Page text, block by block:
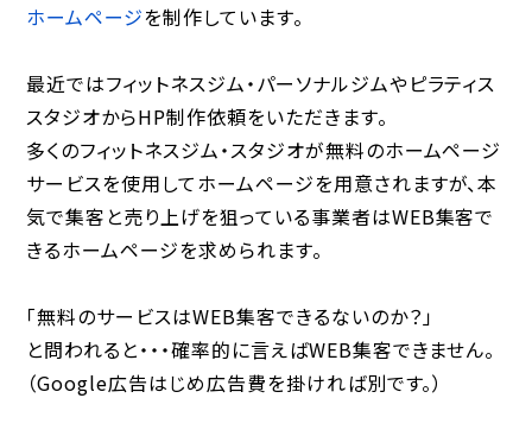
ホームページを制作しています。
最近ではフィットネスジム・パーソナルジムやピラティス
スタジオからHP制作依頼をいただきます。
多くのフィットネスジム・スタジオが無料のホームページ
サービスを使用してホームページを用意されますが、本
気で集客と売り上げを狙っている事業者はWEB集客で
きるホームページを求められます。
「無料のサービスはWEB集客できるないのか？」
と問われると・・・確率的に言えばWEB集客できません。
（Google広告はじめ広告費を掛ければ別です。）